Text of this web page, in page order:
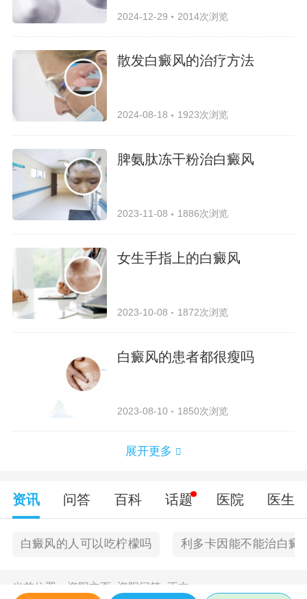
2024-12-29 2014次浏览
散发白癜风的治疗方法
2024-08-18 1923次浏览
脾氨肽冻干粉治白癜风
2023-11-08 1886次浏览
女生手指上的白癜风
2023-10-08 1872次浏览
白癜风的患者都很瘦吗
2023-08-10 1850次浏览
展开更多
资讯 问答 百科 话题 医院 医生
白癜风的人可以吃柠檬吗 利多卡因能不能治白癜
当前位置： 资阳主页> 资阳问答> 正文